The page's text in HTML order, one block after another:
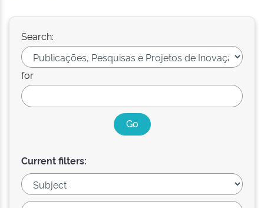
Search:
for
Current filters: